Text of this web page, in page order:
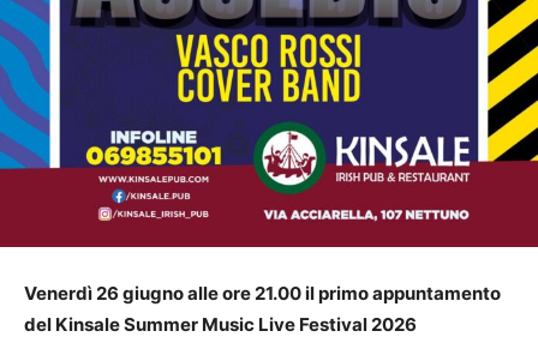
Venerdì 26 giugno alle ore 21.00 il primo appuntamento
del Kinsale Summer Music Live Festival 2026